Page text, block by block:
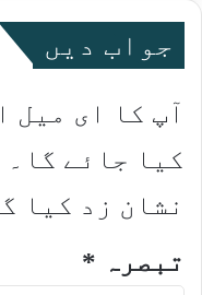
جواب دیں
آپ کا ای میل
کیا جائے گا۔
نشان زد کیا
تبصرہ *